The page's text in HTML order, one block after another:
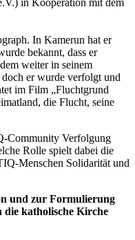
In Kamerun hat er
bekannt, dass er
weiter in seinem
er wurde verfolgt und
im Film „Fluchtgrund
die Flucht, seine
Community Verfolgung
Rolle spielt dabei die
Menschen Solidarität und
und zur Formulierung
die katholische Kirche